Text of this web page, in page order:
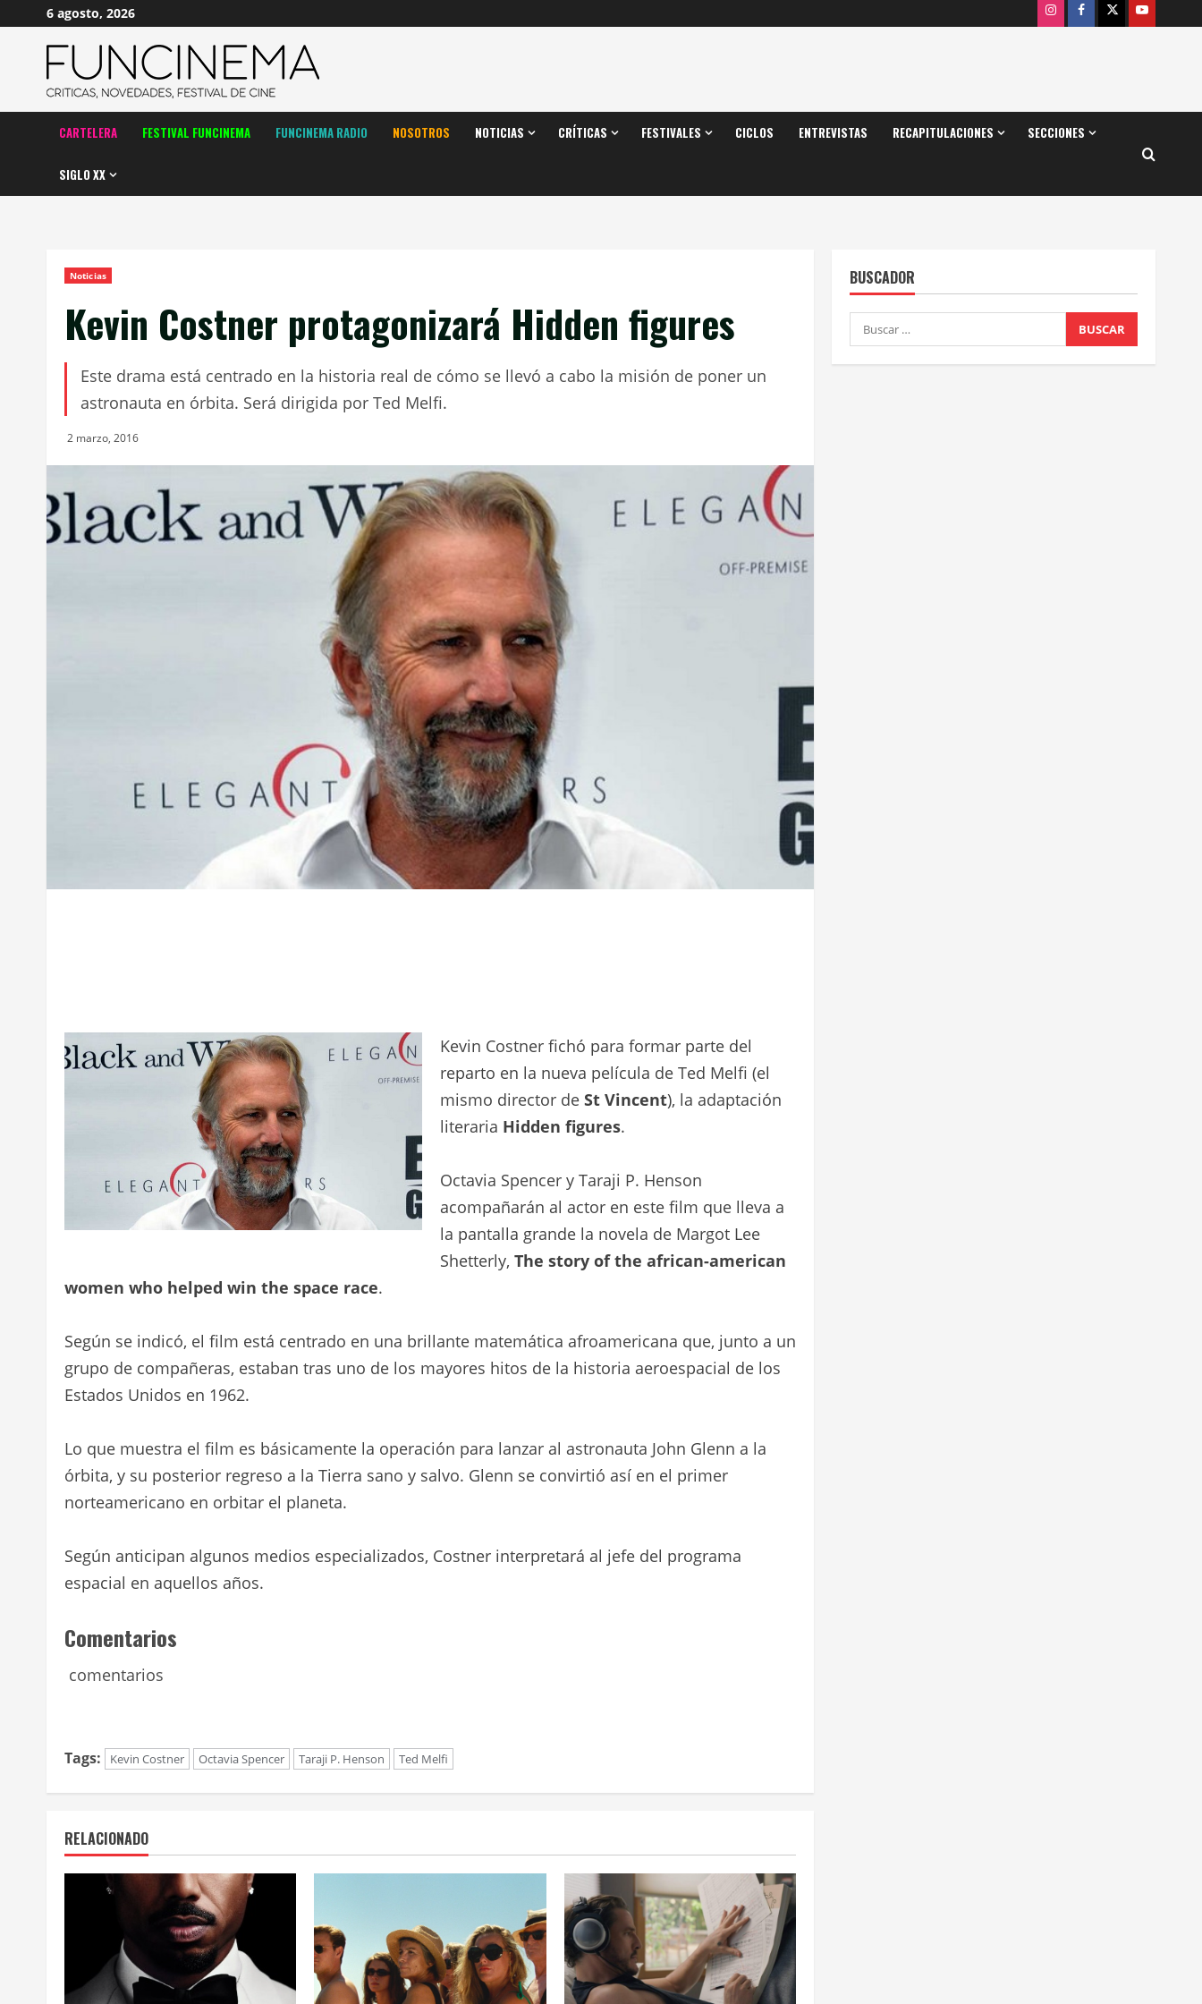
contenido
6 agosto, 2026 InstagramFacebook
X Youtube
CARTELERA FESTIVAL FUNCINEMA FUNCINEMA RADIO NOSOTROS NOTICIAS CRÍTICAS FESTIVALES CICLOS ENTREVISTAS RECAPITULACIONES SECCIONES
SIGLO XX
Noticias
Kevin Costner protagonizará Hidden figures
Este drama está centrado en la historia real de cómo se llevó a cabo la misión de poner un
astronauta en órbita. Será dirigida por Ted Melfi.
2 marzo, 2016
Kevin Costner fichó para formar parte del
reparto en la nueva película de Ted Melfi (el
mismo director de St Vincent), la adaptación
literaria Hidden figures.
Octavia Spencer y Taraji P. Henson
acompañarán al actor en este film que lleva a
la pantalla grande la novela de Margot Lee
Shetterly, The story of the african-american
women who helped win the space race.
Según se indicó, el film está centrado en una brillante matemática afroamericana que, junto a un
grupo de compañeras, estaban tras uno de los mayores hitos de la historia aeroespacial de los
Estados Unidos en 1962.
Lo que muestra el film es básicamente la operación para lanzar al astronauta John Glenn a la
órbita, y su posterior regreso a la Tierra sano y salvo. Glenn se convirtió así en el primer
norteamericano en orbitar el planeta.
Según anticipan algunos medios especializados, Costner interpretará al jefe del programa
espacial en aquellos años.
Comentarios
comentarios
Tags: Kevin Costner Octavia Spencer Taraji P. Henson Ted Melfi
RELACIONADO
BUSCADOR
Buscar: